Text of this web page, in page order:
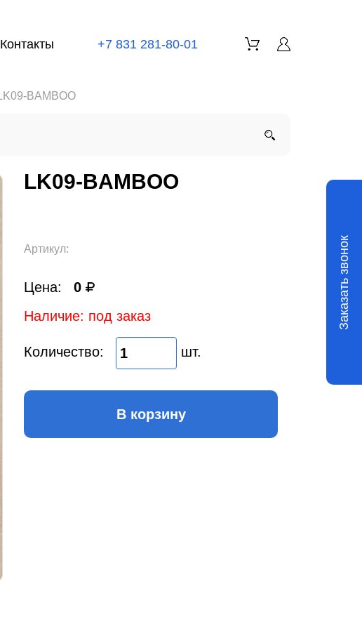
Контакты +7 831 281-80-01
LK09-BAMBOO
LK09-BAMBOO
Артикул:
Цена:
0
Наличие: под заказ
Количество: шт.
В корзину
Заказать звонок